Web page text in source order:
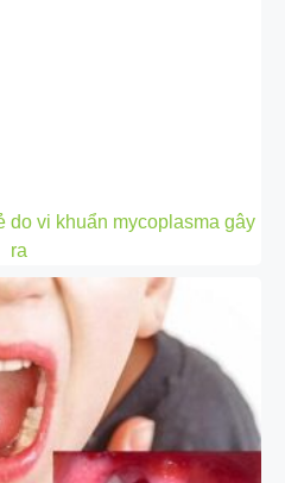
do vi khuẩn mycoplasma gây
ra